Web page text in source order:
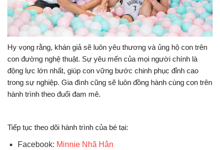
Hy vọng rằng, khán giả sẽ luôn yêu thương và ủng hộ con trên
con đường nghệ thuật. Sự yêu mến của mọi người chính là
động lực lớn nhất, giúp con vững bước chinh phục đỉnh cao
trong sự nghiệp. Gia đình cũng sẽ luôn đồng hành cùng con trên
hành trình theo đuổi đam mê.
Tiếp tục theo dõi hành trình của bé tại:
Facebook: Minnie Nhã Hân